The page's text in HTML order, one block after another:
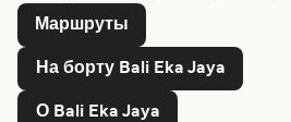
Маршруты
На борту Bali Eka Jaya
О Bali Eka Jaya